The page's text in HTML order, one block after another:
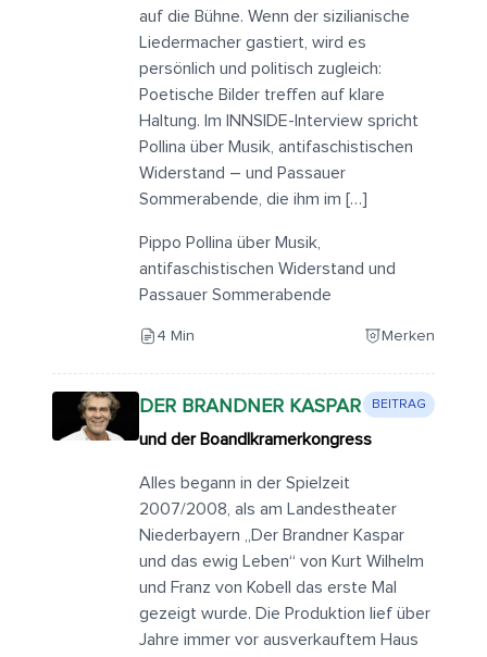
auf die Bühne. Wenn der sizilianische
Liedermacher gastiert, wird es
persönlich und politisch zugleich:
Poetische Bilder treffen auf klare
Haltung. Im INNSIDE-Interview spricht
Pollina über Musik, antifaschistischen
Widerstand – und Passauer
Sommerabende, die ihm im […]
Pippo Pollina über Musik,
antifaschistischen Widerstand und
Passauer Sommerabende
4 Min Merken
DER BRANDNER KASPAR BEITRAG
und der Boandlkramerkongress
Alles begann in der Spielzeit
2007/2008, als am Landestheater
Niederbayern „Der Brandner Kaspar
und das ewig Leben“ von Kurt Wilhelm
und Franz von Kobell das erste Mal
gezeigt wurde. Die Produktion lief über
Jahre immer vor ausverkauftem Haus